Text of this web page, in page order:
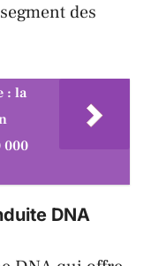
des
: la
000
DNA